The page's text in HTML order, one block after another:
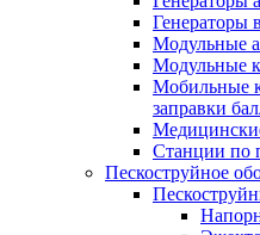
Генераторы
Модульные
Модульные
Мобильные
заправки
Станции по
Пескоструйное